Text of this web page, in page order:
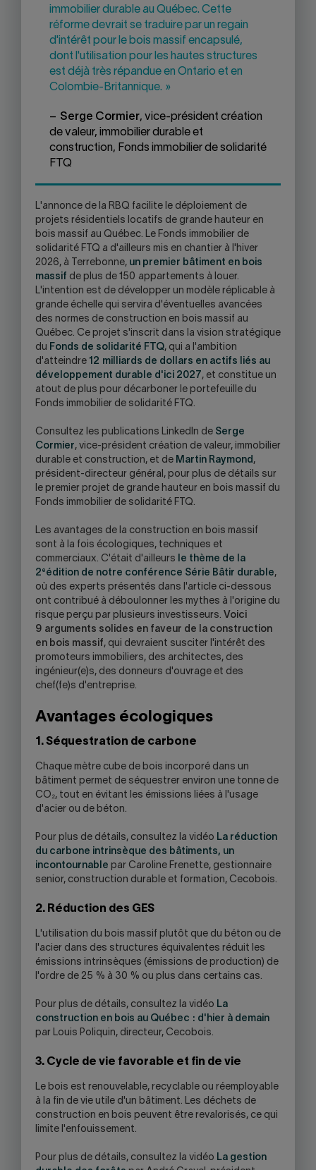
OPEN
YOUR
SKYPE
APPLICATION.
immobilier durable au Québec. Cette
réforme devrait se traduire par un regain
d'intérêt pour le bois massif encapsulé,
dont l'utilisation pour les hautes structures
est déjà très répandue en Ontario et en
Colombie-Britannique. »
– Serge Cormier, vice-président création
de valeur, immobilier durable et
construction, Fonds immobilier de solidarité
FTQ
L'annonce de la RBQ facilite le déploiement de
projets résidentiels locatifs de grande hauteur en
bois massif au Québec. Le Fonds immobilier de
solidarité FTQ a d'ailleurs mis en chantier à l'hiver
2026, à Terrebonne, un premier bâtiment en bois
massif de plus de 150 appartements à louer.
L'intention est de développer un modèle réplicable à
grande échelle qui servira d'éventuelles avancées
des normes de construction en bois massif au
Québec. Ce projet s'inscrit dans la vision stratégique
du Fonds de solidarité FTQ, qui a l'ambition
d'atteindre 12 milliards de dollars en actifs liés au
développement durable d'ici 2027 , et constitue un
atout de plus pour décarboner le portefeuille du
Fonds immobilier de solidarité FTQ.
Consultez les publications LinkedIn de Serge
Cormier, vice-président création de valeur, immobilier
durable et construction, et de Martin Raymond ,
président-directeur général, pour plus de détails sur
le premier projet de grande hauteur en bois massif du
Fonds immobilier de solidarité FTQ.
Les avantages de la construction en bois massif
sont à la fois écologiques, techniques et
commerciaux. C'était d'ailleurs
le thème de la
2 e édition de notre conférence Série Bâtir durable,
où des experts présentés dans l'article ci-dessous
ont contribué à déboulonner les mythes à l'origine du
risque perçu par plusieurs investisseurs. Voici
9 arguments solides en faveur de la construction
en bois massif, qui devraient susciter l'intérêt des
promoteurs immobiliers, des architectes, des
ingénieur(e)s, des donneurs d'ouvrage et des
chef(fe)s d'entreprise.
Avantages écologiques
1. Séquestration de carbone
Chaque mètre cube de bois incorporé dans un
bâtiment permet de séquestrer environ une tonne de
CO₂, tout en évitant les émissions liées à l'usage
d'acier ou de béton.
Pour plus de détails, consultez la vidéo La réduction
du carbone intrinsèque des bâtiments, un
incontournable par Caroline Frenette, gestionnaire
senior, construction durable et formation, Cecobois.
2. Réduction des GES
L'utilisation du bois massif plutôt que du béton ou de
l'acier dans des structures équivalentes réduit les
émissions intrinsèques (émissions de production) de
l'ordre de 25 % à 30 % ou plus dans certains cas.
Pour plus de détails, consultez la vidéo La
construction en bois au Québec : d'hier à demain
par Louis Poliquin, directeur, Cecobois.
3. Cycle de vie favorable et fin de vie
Le bois est renouvelable, recyclable ou réemployable
à la fin de vie utile d'un bâtiment. Les déchets de
construction en bois peuvent être revalorisés, ce qui
limite l'enfouissement.
Pour plus de détails, consultez la vidéo La gestion